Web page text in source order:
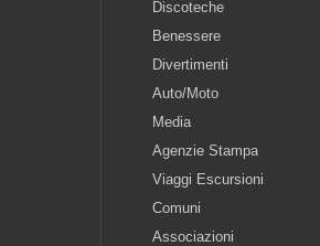
Discoteche
Benessere
Divertimenti
Auto/Moto
Media
Agenzie Stampa
Viaggi Escursioni
Comuni
Associazioni